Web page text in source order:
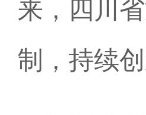
来，四川
制，持续